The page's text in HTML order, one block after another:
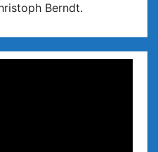
Berndt.